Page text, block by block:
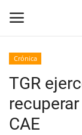
Inicio
Crónica
Crónica
TGR
CAE